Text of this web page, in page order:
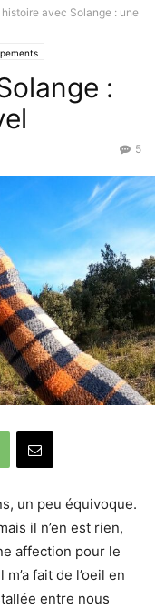
histoire avec Solange : une
:
5
un peu équivoque.
il n’en est rien,
affection pour le
fait de l’oeil en
entre nous